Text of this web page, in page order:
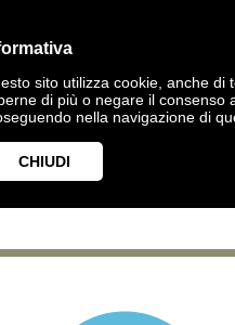
sito utilizza cookie, anche di
di più o negare il consenso
nella navigazione di
CHIUDI